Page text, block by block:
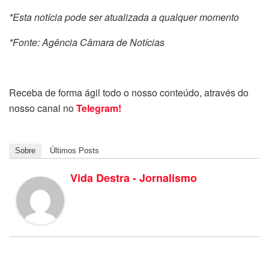
*Esta notícia pode ser atualizada a qualquer momento
*Fonte: Agência Câmara de Notícias
Receba de forma ágil todo o nosso conteúdo, através do
nosso canal noTelegram!
Sobre Últimos Posts
Vida Destra - Jornalismo